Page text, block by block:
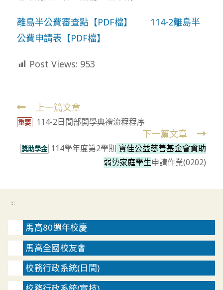
離島半公費審查點【PDF檔】
114-2離島半
公費申請表【PDF檔】
Post Views: 953
Read
more
上一篇文章
重要 114-2日間部開學典禮流程程序
下一篇文章
獎助學金 114學年度第2學期 寶佳公益慈善基金會資助
弱勢家庭學生申請作業(0202)
:::
馬高80週年校慶
馬高全國校友會
校務行政系統(日間)